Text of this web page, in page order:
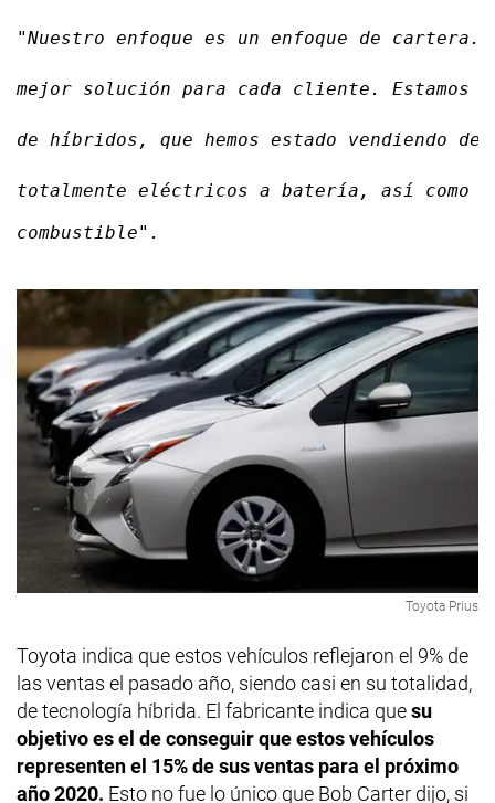
"Nuestro enfoque es un enfoque de
mejor solución para cada cliente. Estamos
de híbridos, que hemos estado vendiendo
totalmente eléctricos a batería, así como
combustible".
Toyota Prius
Toyota indica que estos vehículos reflejaron el 9% de
las ventas el pasado año, siendo casi en su totalidad,
de tecnología híbrida. El fabricante indica quesu
objetivo es el de conseguir que estos vehículos
representen el 15% de sus ventas para el próximo
año 2020. Esto no fue lo único que Bob Carter dijo, si